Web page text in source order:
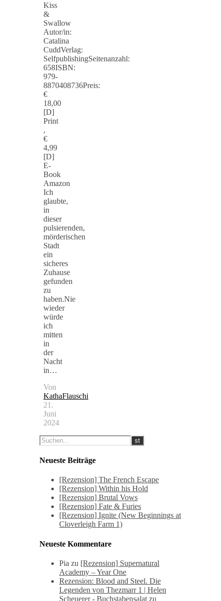
Kiss
&
Swallow
Autor/in:
Catalina
CuddVerlag:
SelfpublishingSeitenanzahl:
658ISBN:
979-
8870408736Preis:
€
18,00
[D]
Print
,
€
4,99
[D]
E-
Book
Amazon
Ich
glaubte,
in
dieser
pulsierenden,
mörderischen
Stadt
ein
sicheres
Zuhause
gefunden
zu
haben.Nie
wieder
würde
ich
mitten
in
der
Nacht
in…
Von
KathaFlauschi
21.
Juni
2024
Neueste Beiträge
[Rezension] The French Escape
[Rezension] Within his Hold
[Rezension] Brutal Vows
[Rezension] Fate & Furies
[Rezension] Ignite (New Beginnings at
Cloverleigh Farm 1)
Neueste Kommentare
Pia zu [Rezension] Supernatural
Academy – Year One
Rezension: Blood and Steel. Die
Legenden von Thezmarr 1 | Helen
Scheuerer - Buchstabensalat zu